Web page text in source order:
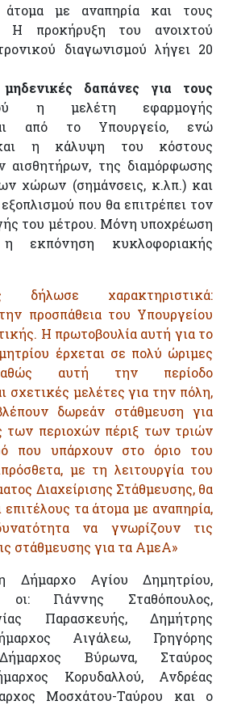
άτομα με αναπηρία και τους
Η προκήρυξη του ανοιχτού
διαγωνισμού λήγει 20
μηδενικές δαπάνες για τους
η μελέτη εφαρμογής
από το Υπουργείο, ενώ
και η κάλυψη του κόστους
αισθητήρων, της διαμόρφωσης
χώρων (σημάνσεις, κ.λπ.) και
που θα επιτρέπει τον
του μέτρου. Μόνη υποχρέωση
κυκλοφοριακής
χαρακτηριστικά:
προσπάθεια του Υπουργείου
Η πρωτοβουλία αυτή για το
έρχεται σε πολύ ώριμες
αυτή την περίοδο
σχετικές μελέτες για την πόλη,
δωρεάν στάθμευση για
των περιοχών πέριξ των τριών
που υπάρχουν στο όριο του
με τη λειτουργία του
Διαχείρισης Στάθμευσης, θα
επιτέλους τα άτομα με αναπηρία,
να γνωρίζουν τις
στάθμευσης για τα ΑμεΑ»
Δήμαρχο Αγίου Δημητρίου,
οι: Γιάννης Σταθόπουλος,
Παρασκευής, Δημήτρης
Αιγάλεω, Γρηγόρης
Βύρωνα, Σταύρος
Κορυδαλλού, Ανδρέας
Μοσχάτου-Ταύρου και ο